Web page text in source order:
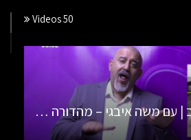
50 Videos
סוף שבוע טוב | עם משה איבגי – מהדורה מס’ 13